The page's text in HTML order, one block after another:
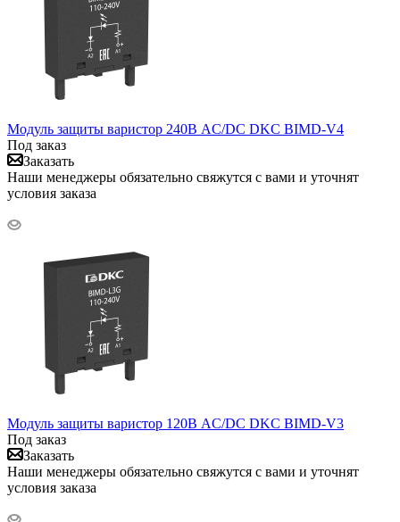
Модуль защиты варистор 240В AC/DC DKC BIMD-V4
Под заказ
Заказать
Наши менеджеры обязательно свяжутся с вами и уточнят
условия заказа
Модуль защиты варистор 120В AC/DC DKC BIMD-V3
Под заказ
Заказать
Наши менеджеры обязательно свяжутся с вами и уточнят
условия заказа